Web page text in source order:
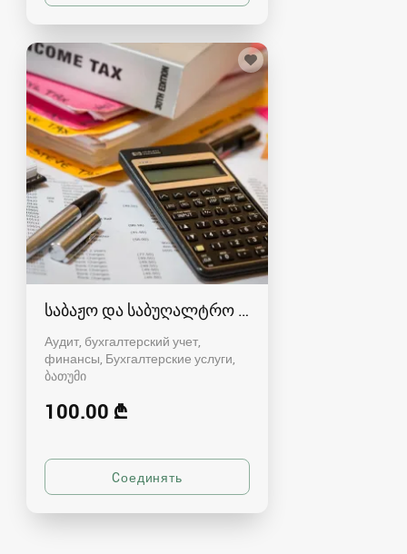
საბაჟო და საბუღალტრო დეკლარაციების
Аудит, бухгалтерский учет,
финансы, Бухгалтерские услуги
ბათუმი
100.00 ₾